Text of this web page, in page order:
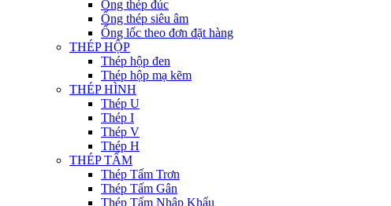
Ống thép đúc
Ống thép siêu âm
Ống lốc theo đơn đặt hàng
THÉP HỘP
Thép hộp đen
Thép hộp mạ kẽm
THÉP HÌNH
Thép U
Thép I
Thép V
Thép H
THÉP TẤM
Thép Tấm Trơn
Thép Tấm Gân
Thép Tấm Nhập Khẩu